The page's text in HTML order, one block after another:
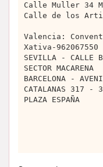
Calle Muller 34
Calle de los
Valencia:
Xativa-962067550
SEVILLA - CALLE
SECTOR MACARENA
BARCELONA -
CATALANAS 317 -
PLAZA ESPAÑA